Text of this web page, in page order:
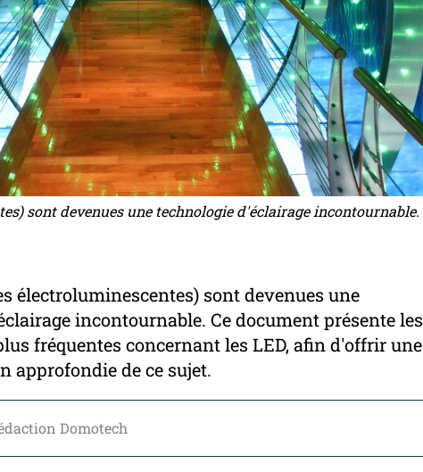
sont devenues une technologie d'éclairage incontournable.
électroluminescentes) sont devenues une
incontournable. Ce document présente les
fréquentes concernant les LED, afin d'offrir une
approfondie de ce sujet.
Domotech